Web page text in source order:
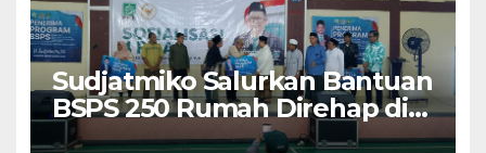
Sudjatmiko Salurkan Bantuan
BSPS 250 Rumah Direhap di
Depok